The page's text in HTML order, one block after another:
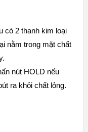
có 2 thanh kim loại
nằm trong mặt chất
nút HOLD nếu
ra khỏi chất lỏng.